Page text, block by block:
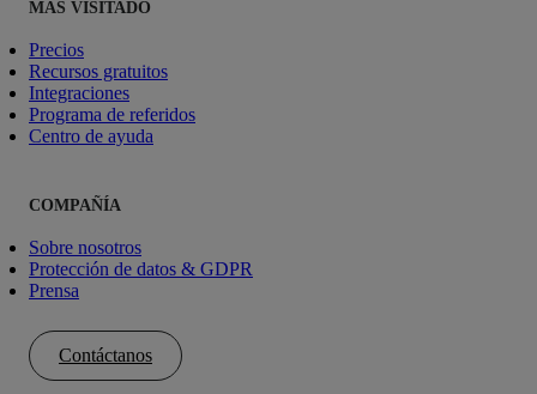
MÁS VISITADO
Precios
Recursos gratuitos
Integraciones
Programa de referidos
Centro de ayuda
COMPAÑÍA
Sobre nosotros
Protección de datos & GDPR
Prensa
Contáctanos